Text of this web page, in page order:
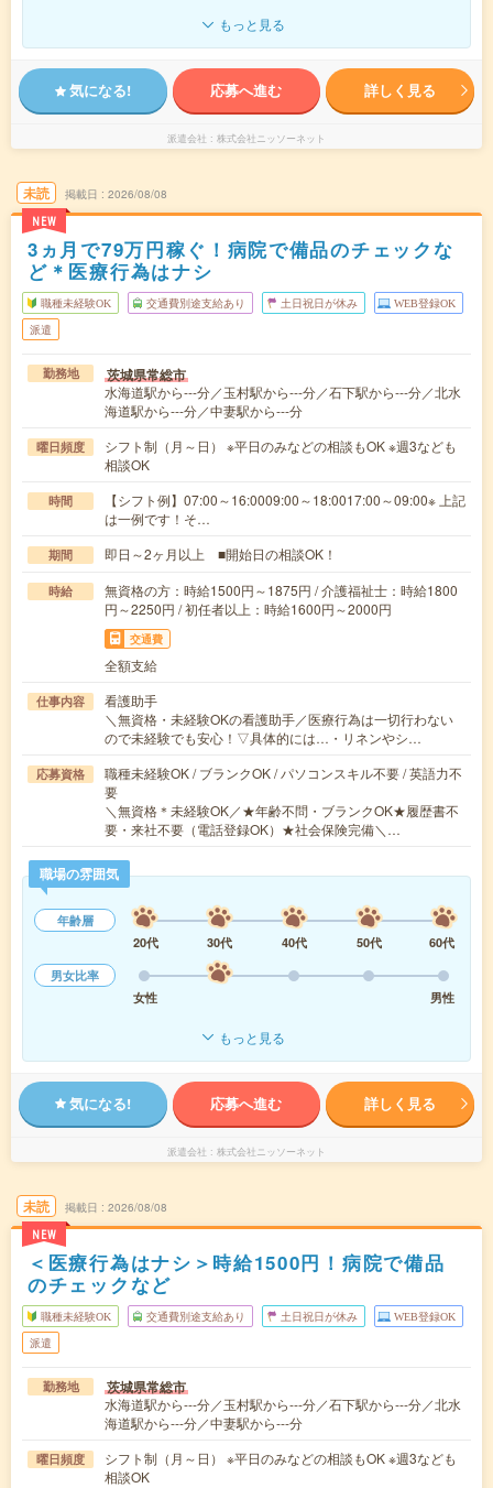
もっと見る
気になる! 応募へ進む 詳しく見る
派遣会社 株式会社ニッソーネット
未読
NEW
掲載日 2026/08/08
3ヵ月で79万円稼ぐ！病院で備品のチェックな
ど＊医療行為はナシ
職種未経験OK 交通費別途支給あり 土日祝日が休み WEB登録OK
派遣
勤務地 茨城県常総市
水海道駅から---分／玉村駅から---分／石下駅から---分／北水
海道駅から---分／中妻駅から---分
曜日頻度
シフト制（月～日） ※平日のみなどの相談もOK ※週3なども
相談OK
時間
【シフト例】07:00～16:0009:00～18:0017:00～09:00※ 上記
は一例です！そ…
期間 即日～2ヶ月以上 ■開始日の相談OK！
時給
無資格の方：時給1500円～1875円 / 介護福祉士：時給1800
円～2250円 / 初任者以上：時給1600円～2000円
交通費
全額支給
仕事内容
看護助手
＼無資格・未経験OKの看護助手／医療行為は一切行わない
ので未経験でも安心！▽具体的には…・リネンやシ…
応募資格
職種未経験OK / ブランクOK / パソコンスキル不要 / 英語力不
要
＼無資格＊未経験OK／★年齢不問・ブランクOK★履歴書不
要・来社不要（電話登録OK）★社会保険完備＼…
職場の雰囲気
年齢層
20代
30代 40代 50代
60代
男女比率
女性
男性
もっと見る
気になる! 応募へ進む 詳しく見る
派遣会社 株式会社ニッソーネット
未読
NEW
掲載日 2026/08/08
＜医療行為はナシ＞時給1500円！病院で備品
のチェックなど
職種未経験OK 交通費別途支給あり 土日祝日が休み WEB登録OK
派遣
勤務地 茨城県常総市
水海道駅から---分／玉村駅から---分／石下駅から---分／北水
海道駅から---分／中妻駅から---分
曜日頻度
シフト制（月～日） ※平日のみなどの相談もOK ※週3なども
相談OK